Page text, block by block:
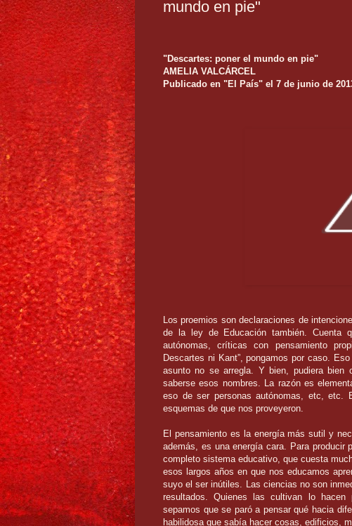
mundo en pie"
"Descartes: poner el mundo en pie"
AMELIA VALCÁRCEL
Publicado en "El País" el 7 de junio de
Los proemios son declaraciones de
de la ley de Educación también. Cuenta
autónomas, críticas con pensamiento
Descartes ni Kant”, pongamos por caso.
asunto no se arregla. Y bien, pudiera bien
saberse esos nombres. La razón es
eso de ser personas autónomas, etc, etc.
esquemas de que nos proveyeron.
El pensamiento es la energía más sutil y
además, es una energía cara. Para producir
completo sistema educativo, que cuesta
esos largos años en que nos educamos
suyo el ser inútiles. Las ciencias no son
resultados. Quienes las cultivan lo hacen
sepamos que se paró a pensar qué hacia
habilidosa que sabía hacer cosas, edificios,